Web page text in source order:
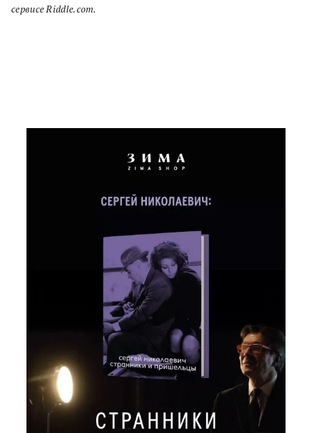
сервисе Riddle.com.